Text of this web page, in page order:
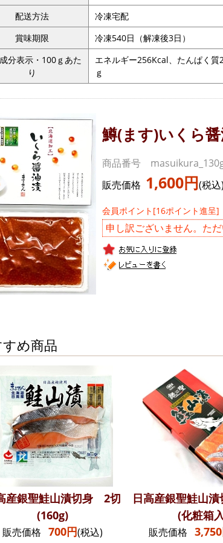
配送方法
冷凍宅配
賞味期限
冷凍540日（解凍後3日）
分表示・100ｇあた
り
エネルギー256Kcal、たんぱく
ｇ
鱒(ます)いくら
商品番号
販売価格 1,600円(税込)
会員ポイント[16ポイント進呈]
申し訳ございません。た
め商品
産銀聖鮭山漬切身 2切
(160g)
販売価格 700円(税込)
日高産銀聖鮭山漬
(化粧箱
販売価格